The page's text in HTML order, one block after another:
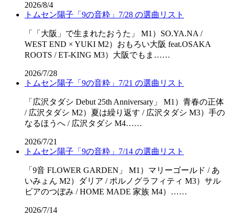
2026/8/4
トムセン陽子「9の音粋」7/28 の選曲リスト
「「⼤阪」で⽣まれたおうた」 M1）SO.YA.NA /
WEST END × YUKI M2）おもろい大阪 feat.OSAKA
ROOTS / ET-KING M3）大阪でもま……
2026/7/28
トムセン陽子「9の音粋」7/21 の選曲リスト
「広沢タダシ Debut 25th Anniversary」 M1）青春の正体
/ 広沢タダシ M2）夏は繰り返す / 広沢タダシ M3）手の
なるほうへ / 広沢タダシ M4……
2026/7/21
トムセン陽子「9の音粋」7/14 の選曲リスト
「9音 FLOWER GARDEN」 M1）マリーゴールド / あ
いみょん M2）ダリア / ポルノグラフィティ M3）サル
ビアのつぼみ / HOME MADE 家族 M4）……
2026/7/14